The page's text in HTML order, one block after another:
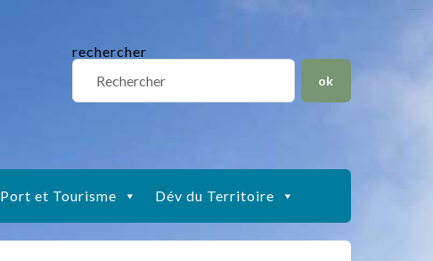
rechercher
Port et Tourisme Dév du Territoire